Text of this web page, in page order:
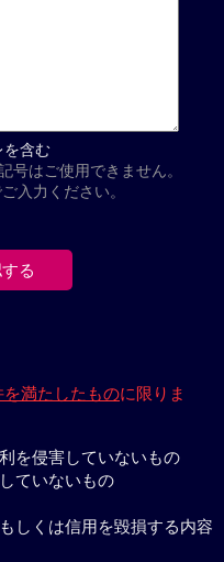
を含む
号はご使用できません。
入力ください。
を満たしたものに限りま
を侵害していないもの
ていないもの
しくは信用を毀損する内容